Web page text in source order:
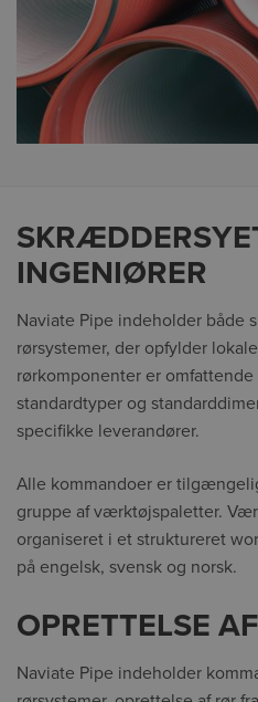
INGENIØRER
Naviate Pipe indeholder både
rørsystemer, der opfylder
rørkomponenter er
standardtyper og
specifikke leverandører.
Alle kommandoer er
gruppe af værktøjspaletter.
organiseret i et struktureret
på engelsk, svensk og norsk.
OPRETTELSE
Naviate Pipe indeholder